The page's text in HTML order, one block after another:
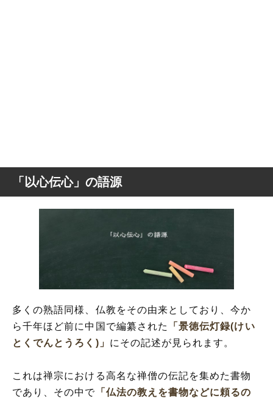
「以心伝心」の語源
多くの熟語同様、仏教をその由来としており、今か
ら千年ほど前に中国で編纂された
「景徳伝灯録(けい
とくでんとうろく)」 にその記述が見られます。
これは禅宗における高名な禅僧の伝記を集めた書物
であり、その中で 「仏法の教えを書物などに頼るの